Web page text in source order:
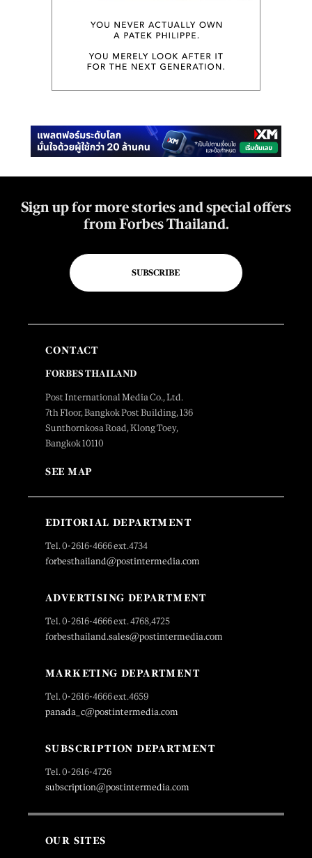
Sign up for more stories and special offers
from Forbes Thailand.
SUBSCRIBE
CONTACT
FORBES THAILAND
Post International Media Co., Ltd.
7th Floor, Bangkok Post Building, 136
Sunthornkosa Road, Klong Toey,
Bangkok 10110
SEE MAP
EDITORIAL DEPARTMENT
Tel. 0-2616-4666 ext.4734
forbesthailand@postintermedia.com
ADVERTISING DEPARTMENT
Tel. 0-2616-4666 ext. 4768,4725
forbesthailand.sales@postintermedia.com
MARKETING DEPARTMENT
Tel. 0-2616-4666 ext.4659
panada_c@postintermedia.com
SUBSCRIPTION DEPARTMENT
Tel. 0-2616-4726
subscription@postintermedia.com
OUR SITES